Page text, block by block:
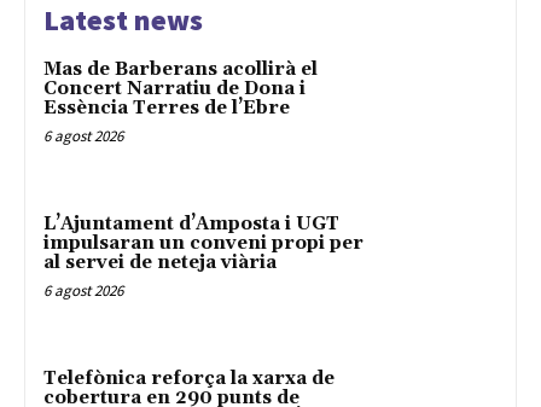
Latest news
Mas de Barberans acollirà el
Concert Narratiu de Dona i
Essència Terres de l’Ebre
6 agost 2026
L’Ajuntament d’Amposta i UGT
impulsaran un conveni propi per
al servei de neteja viària
6 agost 2026
Telefònica reforça la xarxa de
cobertura en 290 punts de